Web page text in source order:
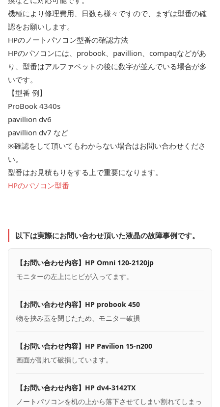
機種により修理費用、日数も様々ですので、まずは型番の確
認をお願いします。
HPのノートパソコン型番の確認方法
HPのパソコンには、probook、pavillion、compaqなどがあ
り、型番はアルファベットの後に数字が並んでいる場合が多
いです。
【型番 例】
ProBook 4340s
pavillion dv6
pavillion dv7 など
※確認をして頂いてもわからない場合はお問い合わせくださ
い。
型番はお見積もりをする上で重要になります。
HPのパソコン型番
以下は実際にお問い合わせ頂いた液晶の故障事例です。
【お問い合わせ内容】HP Omni 120-2120jp
モニターの左上にヒビが入ってます。
【お問い合わせ内容】HP probook 450
物を挟み蓋を閉じたため、モニター破損
【お問い合わせ内容】HP Pavilion 15-n200
画面が割れて破損しています。
【お問い合わせ内容】HP dv4-3142TX
ノートパソコンを机の上から落下させてしまい割れてしまっ